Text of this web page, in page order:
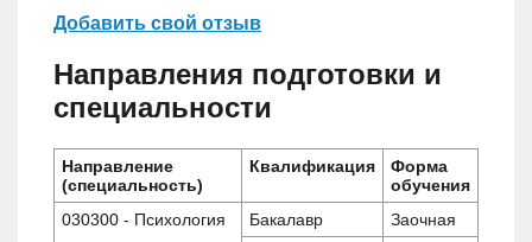
Добавить свой отзыв
Направления подготовки и
специальности
Направление
(специальность)
Квалификация
Форма
обучения
030300 - Психология
Бакалавр
Заочная